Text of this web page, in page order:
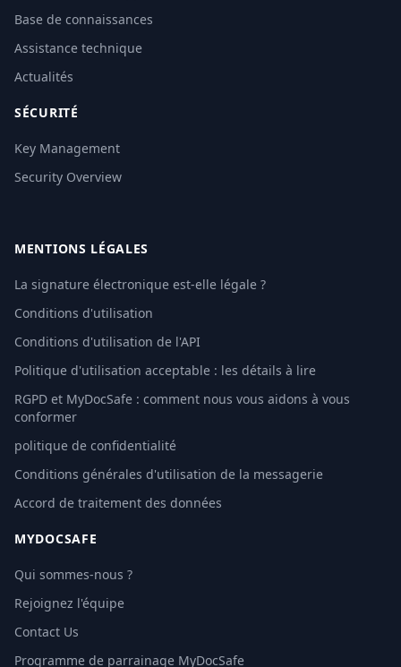
Base de connaissances
Assistance technique
Actualités
SÉCURITÉ
Key Management
Security Overview
MENTIONS LÉGALES
La signature électronique est-elle légale ?
Conditions d'utilisation
Conditions d'utilisation de l'API
Politique d'utilisation acceptable : les détails à lire
RGPD et MyDocSafe : comment nous vous aidons à vous
conformer
politique de confidentialité
Conditions générales d'utilisation de la messagerie
Accord de traitement des données
MYDOCSAFE
Qui sommes-nous ?
Rejoignez l'équipe
Contact Us
Programme de parrainage MyDocSafe